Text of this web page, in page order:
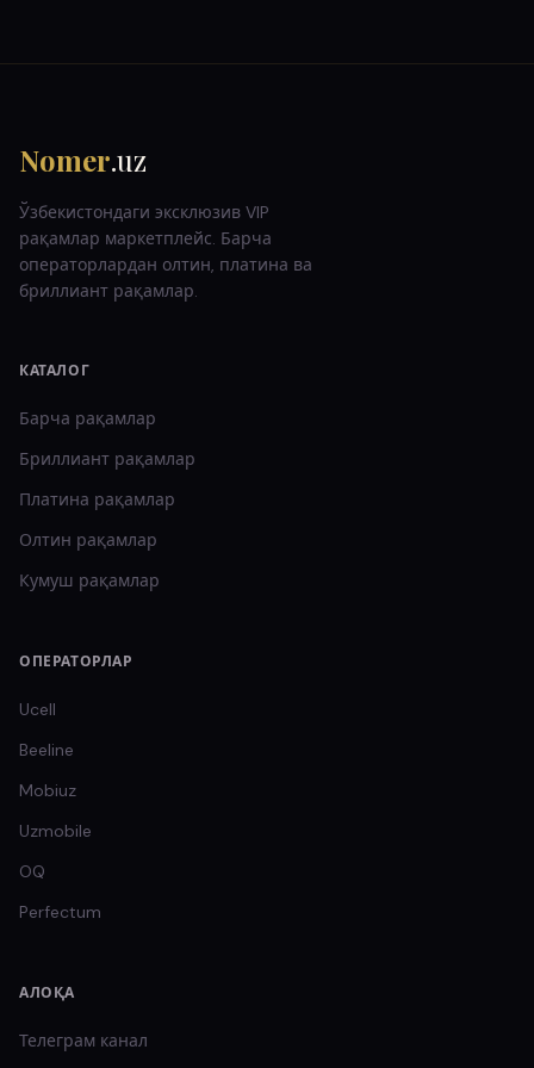
Nomer.uz
Ўзбекистондаги эксклюзив VIP
рақамлар маркетплейс. Барча
операторлардан олтин, платина ва
бриллиант рақамлар.
КАТАЛОГ
Барча рақамлар
Бриллиант рақамлар
Платина рақамлар
Олтин рақамлар
Кумуш рақамлар
ОПЕРАТОРЛАР
Ucell
Beeline
Mobiuz
Uzmobile
OQ
Perfectum
АЛОҚА
Телеграм канал